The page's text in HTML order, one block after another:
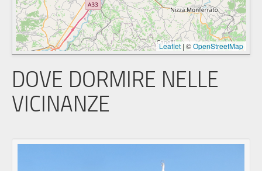
Leaflet | ©OpenStreetMap
DOVE DORMIRE NELLE
VICINANZE